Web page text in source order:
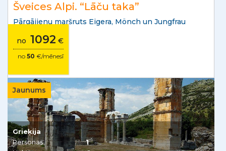
Šveices Alpi. “Lāču taka”
Pārgājienu maršruts Eigera, Mönch un Jungfrau
no 1092 €
no 50 €/mēnesī
Jaunums
Grieķija
Personas
1